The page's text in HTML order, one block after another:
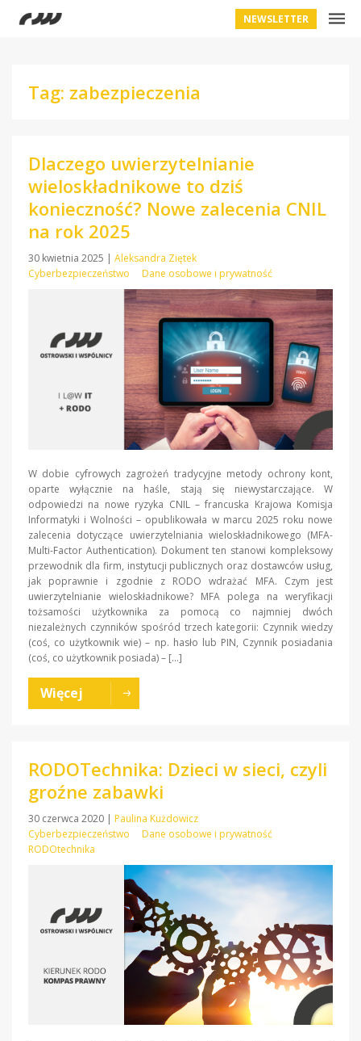
NEWSLETTER
Tag: zabezpieczenia
Dlaczego uwierzytelnianie
wieloskładnikowe to dziś
konieczność? Nowe zalecenia CNIL
na rok 2025
30 kwietnia 2025 | Aleksandra Ziętek
Cyberbezpieczeństwo
Dane osobowe i prywatność
W dobie cyfrowych zagrożeń tradycyjne metody ochrony kont,
oparte wyłącznie na haśle, stają się niewystarczające. W
odpowiedzi na nowe ryzyka CNIL – francuska Krajowa Komisja
Informatyki i Wolności – opublikowała w marcu 2025 roku nowe
zalecenia dotyczące uwierzytelniania wieloskładnikowego (MFA-
Multi-Factor Authentication). Dokument ten stanowi kompleksowy
przewodnik dla firm, instytucji publicznych oraz dostawców usług,
jak poprawnie i zgodnie z RODO wdrażać MFA. Czym jest
uwierzytelnianie wieloskładnikowe? MFA polega na weryfikacji
tożsamości użytkownika za pomocą co najmniej dwóch
niezależnych czynników spośród trzech kategorii: Czynnik wiedzy
(coś, co użytkownik wie) – np. hasło lub PIN, Czynnik posiadania
(coś, co użytkownik posiada) – […]
Więcej
RODOTechnika: Dzieci w sieci, czyli
groźne zabawki
30 czerwca 2020 | Paulina Kużdowicz
Cyberbezpieczeństwo
Dane osobowe i prywatność
RODOtechnika